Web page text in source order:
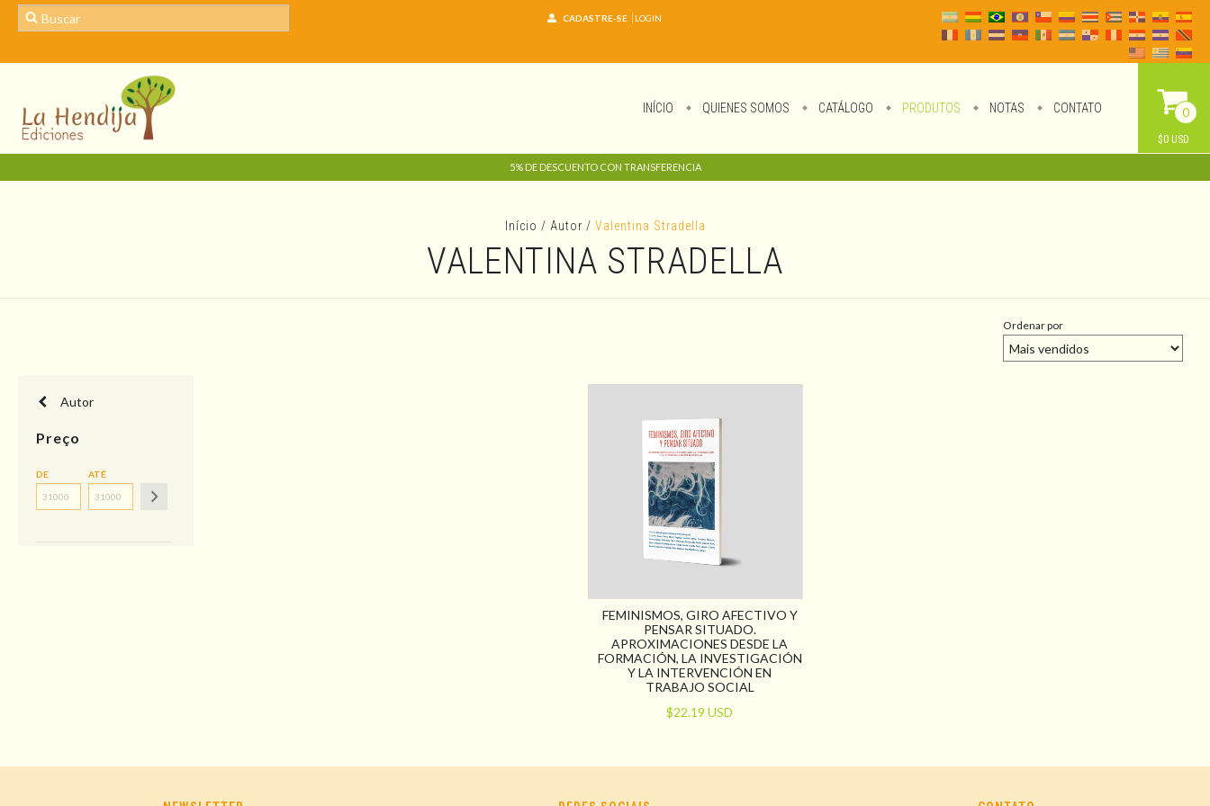
CADASTRE-SE LOGIN
INÍCIO QUIENES SOMOS CATÁLOGO PRODUTOS NOTAS CONTATO 0
$0 USD
5% DE DESCUENTO CON TRANSFERENCIA
Início / Autor / Valentina Stradella
VALENTINA STRADELLA
Ordenar por
Autor
Preço
DE ATÉ
FEMINISMOS, GIRO AFECTIVO Y
PENSAR SITUADO.
APROXIMACIONES DESDE LA
FORMACIÓN, LA INVESTIGACIÓN
Y LA INTERVENCIÓN EN
TRABAJO SOCIAL
$22.19 USD